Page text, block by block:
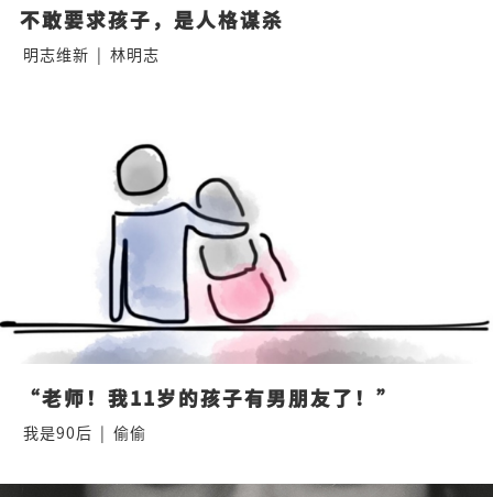
不敢要求孩子，是人格谋杀
明志维新 | 林明志
“老师！我11岁的孩子有男朋友了！”
我是90后 | 偷偷